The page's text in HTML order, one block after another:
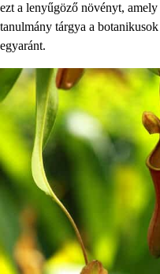
ezt a lenyűgöző növényt,
tanulmány tárgya a
egyaránt.